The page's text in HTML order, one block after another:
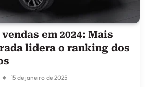
em 2024: Mais
lidera o ranking dos
15 de janeiro de 2025